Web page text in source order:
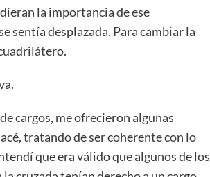
la importancia de ese
sentía desplazada. Para cambiar la
cargos, me ofrecieron algunas
tratando de ser coherente con lo
que era válido que algunos de los